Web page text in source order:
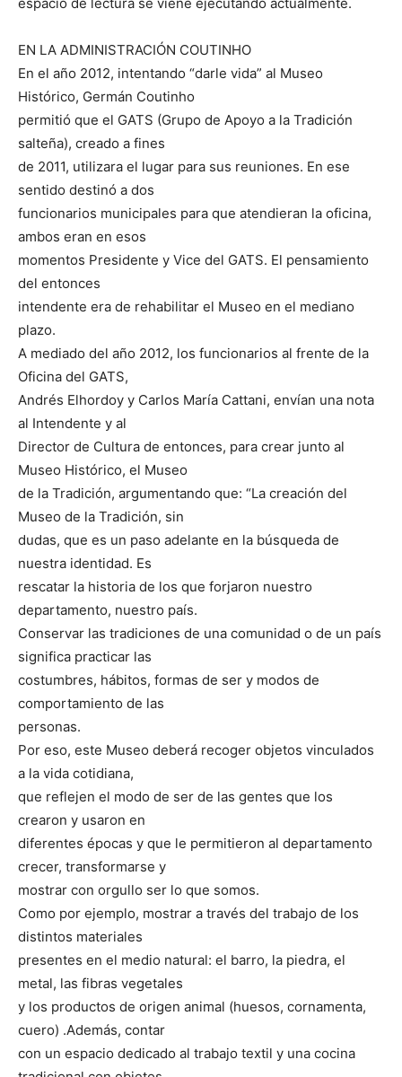
EN LA ADMINISTRACIÓN COUTINHO
En el año 2012, intentando “darle vida” al Museo
Histórico, Germán Coutinho
permitió que el GATS (Grupo de Apoyo a la Tradición
salteña), creado a fines
de 2011, utilizara el lugar para sus reuniones. En ese
sentido destinó a dos
funcionarios municipales para que atendieran la oficina,
ambos eran en esos
momentos Presidente y Vice del GATS. El pensamiento
del entonces
intendente era de rehabilitar el Museo en el mediano
plazo.
A mediado del año 2012, los funcionarios al frente de la
Oficina del GATS,
Andrés Elhordoy y Carlos María Cattani, envían una nota
al Intendente y al
Director de Cultura de entonces, para crear junto al
Museo Histórico, el Museo
de la Tradición, argumentando que: “La creación del
Museo de la Tradición, sin
dudas, que es un paso adelante en la búsqueda de
nuestra identidad. Es
rescatar la historia de los que forjaron nuestro
departamento, nuestro país.
Conservar las tradiciones de una comunidad o de un país
significa practicar las
costumbres, hábitos, formas de ser y modos de
comportamiento de las
personas.
Por eso, este Museo deberá recoger objetos vinculados
a la vida cotidiana,
que reflejen el modo de ser de las gentes que los
crearon y usaron en
diferentes épocas y que le permitieron al departamento
crecer, transformarse y
mostrar con orgullo ser lo que somos.
Como por ejemplo, mostrar a través del trabajo de los
distintos materiales
presentes en el medio natural: el barro, la piedra, el
metal, las fibras vegetales
y los productos de origen animal (huesos, cornamenta,
cuero) .Además, contar
con un espacio dedicado al trabajo textil y una cocina